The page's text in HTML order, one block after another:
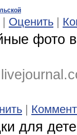
Оценить |
фото
|
для